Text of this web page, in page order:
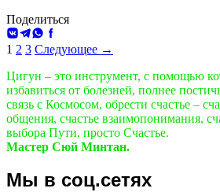
Поделиться
ВКонтакте
Telegram
WhatsApp
Facebook
Навигация
записям
1 2 3 Следующее →
Цигун – это инструмент, с помощью
избавиться от болезней, полнее
связь с Космосом, обрести счастье –
общения, счастье взаимопонимания,
выбора Пути, просто Счастье.
Мастер Сюй Минтан.
Мы в соц.сетях